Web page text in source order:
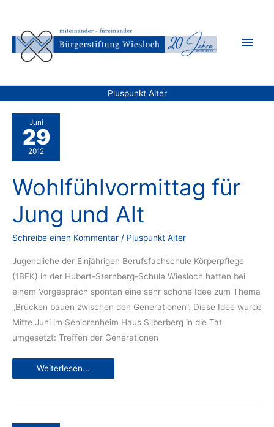
springen
Pluspunkt Alter
Juni
29
2012
Wohlfühlvormittag für
Jung und Alt
Schreibe einen Kommentar / Pluspunkt Alter
Jugendliche der Einjährigen Berufsfachschule Körperpflege
(1BFK) in der Hubert-Sternberg-Schule Wiesloch hatten bei
einem Vorgespräch spontan eine sehr schöne Idee zum Thema
„Brücken bauen zwischen den Generationen“. Diese Idee wurde
Mitte Juni im Seniorenheim Haus Silberberg in die Tat
umgesetzt: Treffen der Generationen
Wohlfühlvormittag
Weiterlesen...